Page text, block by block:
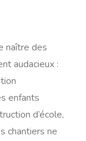
naître des
audacieux :
enfants
d’école,
chantiers ne